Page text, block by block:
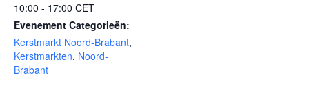
10:00 - 17:00 CET
Evenement Categorieën:
Kerstmarkt Noord-Brabant,
Kerstmarkten, Noord-
Brabant